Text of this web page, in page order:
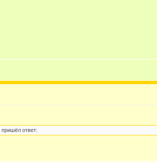
ответ: